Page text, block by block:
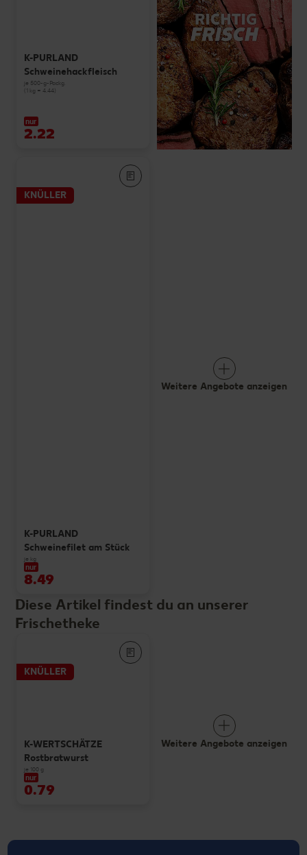
K-PURLAND
Schweinehackfleisch
je 500-g-Packg.
(1 kg = 4.44)
nur
2.22
KNÜLLER
K-PURLAND
Schweinefilet am Stück
je kg
nur
8.49
Weitere Angebote anzeigen
Diese Artikel findest du an unserer
Frischetheke
KNÜLLER
K-WERTSCHÄTZE
Rostbratwurst
je 100 g
nur
0.79
Weitere Angebote anzeigen